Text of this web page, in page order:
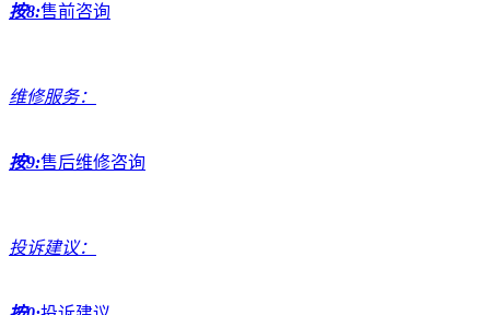
按8:售前咨询
维修服务：
按9:售后维修咨询
投诉建议：